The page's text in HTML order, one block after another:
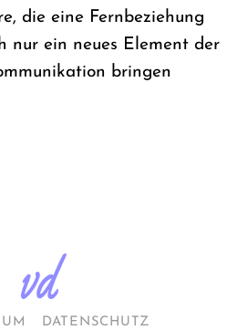
die eine Fernbeziehung
nur ein neues Element der
bringen
DATENSCHUTZ